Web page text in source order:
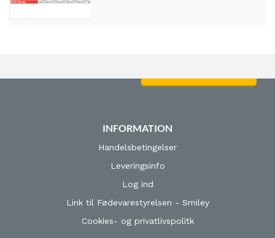
INFORMATION
Handelsbetingelser
Leveringsinfo
Log ind
Link til Fødevarestyrelsen - Smiley
Cookies- og privatlivspolitk